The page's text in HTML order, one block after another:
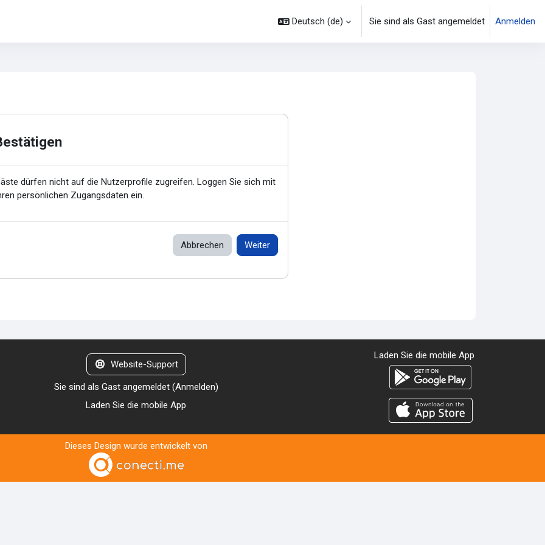
Deutsch ‎(de)‎ Sie sind als Gast angemeldet Anmelden
dürfen nicht auf die Nutzerprofile zugreifen. Loggen Sie sich mit
persönlichen Zugangsdaten ein.
Abbrechen Weiter
Website-Support
Sie sind als Gast angemeldet (Anmelden)
Laden Sie die mobile App
Laden Sie die mobile App
Dieses Design wurde entwickelt von